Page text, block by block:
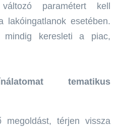
paramétert kell
lakóingatlanok esetében.
keresleti a piac,
tematikus
térjen vissza